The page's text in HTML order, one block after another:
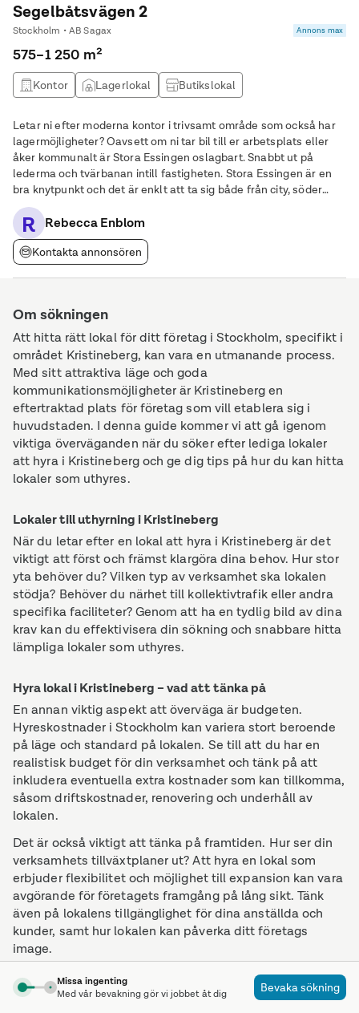
Segelbåtsvägen 2
Stockholm • AB Sagax Annons max
575–1 250 m²
Kontor Lagerlokal
Butikslokal
Letar ni efter moderna kontor i trivsamt område som också har
lagermöjligheter? Oavsett om ni tar bil till er arbetsplats eller
åker kommunalt är Stora Essingen oslagbart. Snabbt ut på
lederma och tvärbanan intill fastigheten. Stora Essingen är en
bra knytpunkt och det är enklt att ta sig både från city, söder
ifrån samt även norr ifrån. Här finns inflyttningsklara kontor som
också är möjliga
R Rebecca Enblom
Kontakta annonsören
Om sökningen
Att hitta rätt lokal för ditt företag i Stockholm, specifikt i
området Kristineberg, kan vara en utmanande process.
Med sitt attraktiva läge och goda
kommunikationsmöjligheter är Kristineberg en
eftertraktad plats för företag som vill etablera sig i
huvudstaden. I denna guide kommer vi att gå igenom
viktiga överväganden när du söker efter lediga lokaler
att hyra i Kristineberg och ge dig tips på hur du kan hitta
lokaler som uthyres.
Lokaler till uthyrning i Kristineberg
När du letar efter en lokal att hyra i Kristineberg är det
viktigt att först och främst klargöra dina behov. Hur stor
yta behöver du? Vilken typ av verksamhet ska lokalen
stödja? Behöver du närhet till kollektivtrafik eller andra
specifika faciliteter? Genom att ha en tydlig bild av dina
krav kan du effektivisera din sökning och snabbare hitta
lämpliga lokaler som uthyres.
Hyra lokal i Kristineberg – vad att tänka på
En annan viktig aspekt att överväga är budgeten.
Hyreskostnader i Stockholm kan variera stort beroende
på läge och standard på lokalen. Se till att du har en
realistisk budget för din verksamhet och tänk på att
inkludera eventuella extra kostnader som kan tillkomma,
såsom driftskostnader, renovering och underhåll av
lokalen.
Det är också viktigt att tänka på framtiden. Hur ser din
verksamhets tillväxtplaner ut? Att hyra en lokal som
erbjuder flexibilitet och möjlighet till expansion kan vara
avgörande för företagets framgång på lång sikt. Tänk
även på lokalens tillgänglighet för dina anställda och
kunder, samt hur lokalen kan påverka ditt företags
image.
För att hitta lediga lokaler i Kristineberg som passar just
dina behov kan det vara en god idé att använda sig av
Missa ingenting
Med vår bevakning gör vi jobbet åt dig
Bevaka sökning